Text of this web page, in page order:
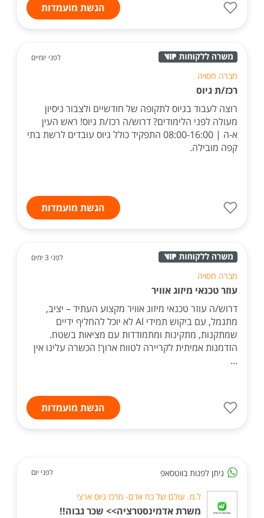
הגשת מועמדות
לפני יומיים
חברה חסויה
רכז/ת גיוס
רוצה לעבוד בגיוס לתקופה של חודשיים ולצבור ניסיון
מעולה לפני הלימודים? דרוש/ה רכז/ת גיוס! ראש העין
א-ה | 08:00-16:00 התפקיד כולל גיוס עובדים לרשת בתי
קפה מובילה.
הגשת מועמדות
לפני 3 ימים
חברה חסויה
עוזר טכנאי מיזוג אוויר
דרוש/ה עוזר טכנאי מיזוג אוויר מקצוע העתיד – יציב,
מתגמל, עם ביקוש תמידי Al לא יוכל להחליף ידיים
שמתקנות, מתקינות ומתמודדות עם מציאות בשטח.
הזדמנות אמיתית לקריירה לטווח ארוך! הכשרה עלינו אין
...
הגשת מועמדות
ניתן לפנות בווטסאפ לפני יום
ל.מ. עולם של כח אדם- מרכז גיוס ארצי
משרת אדמינסטרציה>> שכר גבוה!!